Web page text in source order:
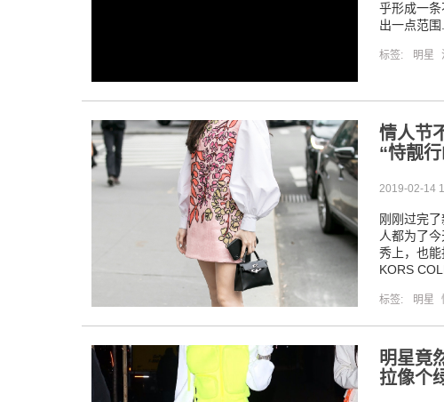
乎形成一
出一点范围
标签: 明星
情人节
“恃靓行
2019-02-14
刚刚过完
人都为了
秀上，也
KORS
标签: 明星
明星竟
拉像个